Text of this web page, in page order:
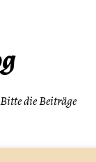
die Beiträge